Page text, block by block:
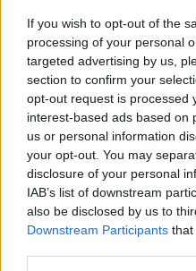
If you wish to opt-out of the
processing of your personal
targeted advertising by us,
section to confirm your
opt-out request is processed
interest-based ads based on
us or personal information
your opt-out. You may
disclosure of your personal
IAB’s list of downstream
also be disclosed by us to
Downstream Participants that
Országos hírek
A lakosságra is fontos
elkerülésében